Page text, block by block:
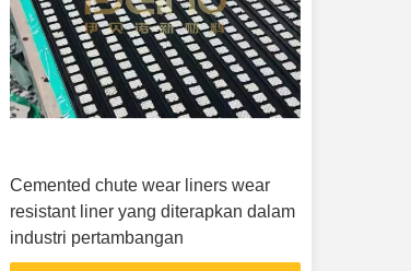
Cemented chute wear liners wear
resistant liner yang diterapkan dalam
industri pertambangan